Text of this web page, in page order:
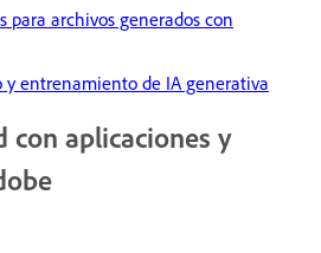
para archivos generados con
y entrenamiento de IA generativa
con aplicaciones y